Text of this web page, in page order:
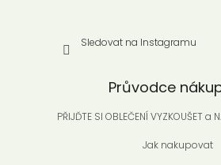
Sledovat na Instagramu
Průvodce
PŘIJĎTE SI OBLEČENÍ VYZKOUŠET a
Jak nakupovat